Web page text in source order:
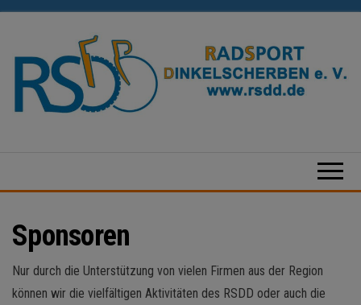
springen
e.V.
Sponsoren
Nur durch die Unterstützung von vielen Firmen aus der Region
können wir die vielfältigen Aktivitäten des RSDD oder auch die